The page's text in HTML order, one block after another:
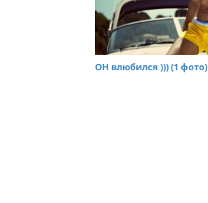
ОН влюбился ))) (1 фото)